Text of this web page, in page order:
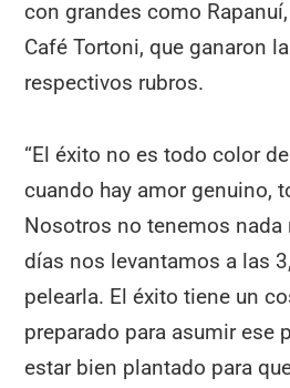
con grandes como
Café Tortoni, que ganaron
respectivos rubros.
“El éxito no es todo color
cuando hay amor genuino,
Nosotros no tenemos nada
días nos levantamos a las
pelearla. El éxito tiene un
preparado para asumir ese
estar bien plantado para